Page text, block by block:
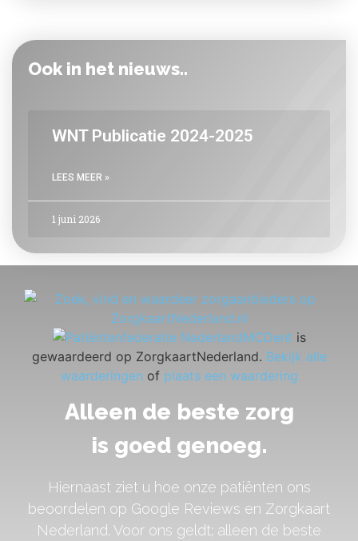
Ook in het nieuws..
WNT Publicatie 2024-2025
LEES MEER »
1 juni 2026
MCDent is
gewaardeerd op ZorgkaartNederland. Bekijk alle
waarderingen of plaats een waardering
Alleen de beste zorg
is goed genoeg.
Hiernaast ziet u hoe onze patiënten ons
beoordelen op Google Reviews en Zorgkaart
Nederland. Voor ons geldt; alleen de beste